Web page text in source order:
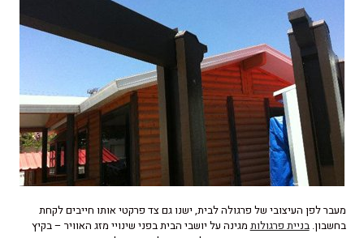
מעבר לפן העיצובי של פרגולה לבית, ישנו גם צד פרקטי אותו חייבים לקחת
בחשבון.בניית פרגולות מגינה על יושבי הבית בפני שינויי מזג האוויר – בקיץ